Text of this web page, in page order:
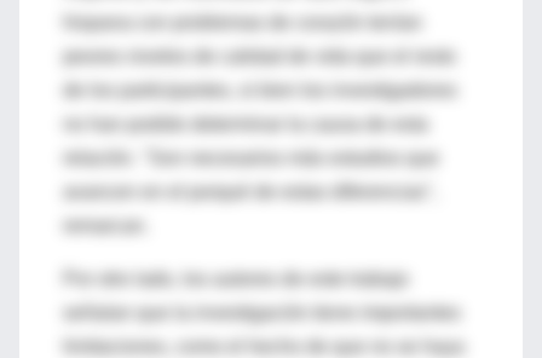
hispana con problemas de corazón tenían
de los participantes, si bien los investigadores
señalan que la investigación tiene importantes
limitaciones, como el hecho de que no se haya